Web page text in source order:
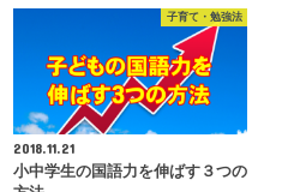
子育て・勉強法
2018.11.21
小中学生の国語力を伸ばす３つの